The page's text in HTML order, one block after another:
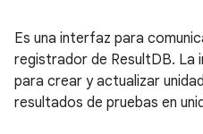
Es una interfaz para
registrador de ResultDB.
para crear y actualizar
resultados de pruebas en